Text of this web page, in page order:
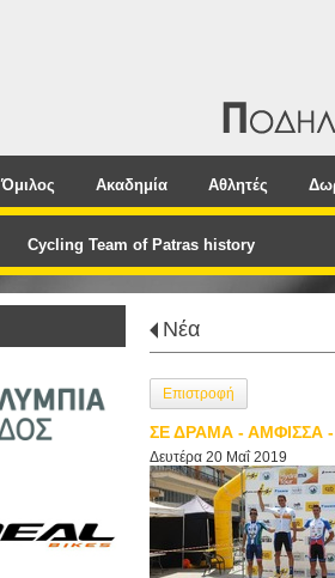
Ακαδημία Αθλητές
Cycling Team of Patras history
Νέα
Επιστροφή
ΣΕ ΔΡΑΜΑ - ΑΜΦΙΣΣΑ
Δευτέρα 20 Μαΐ 2019